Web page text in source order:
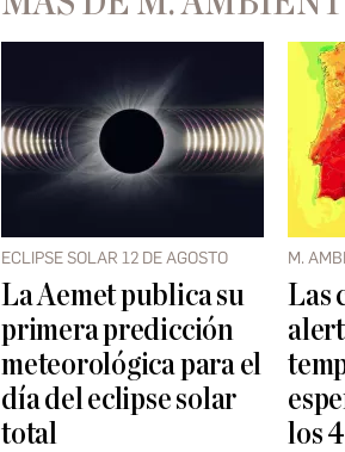
ECLIPSE SOLAR 12 DE AGOSTO
La Aemet publica su
primera predicción
meteorológica para el
día del eclipse solar
total
M.
Las
los